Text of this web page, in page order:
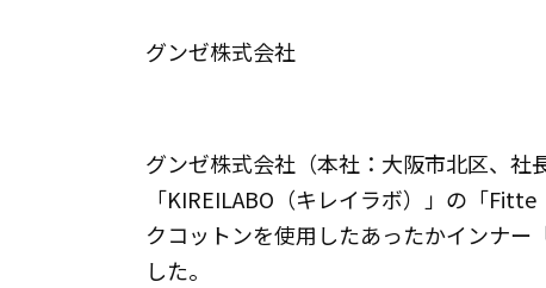
グンゼ株式会社
グンゼ株式会社（本社：大阪市北区、社
「KIREILABO（キレイラボ）」の「
クコットンを使用したあったかインナ
した。